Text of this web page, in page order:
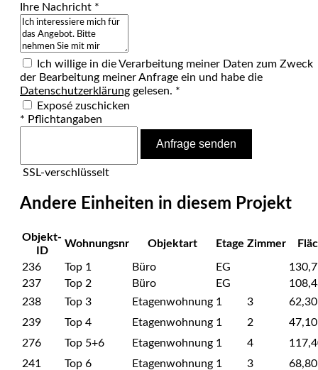
Ihre Nachricht *
Ich willige in die Verarbeitung meiner Daten zum Zweck
der Bearbeitung meiner Anfrage ein und habe die
Datenschutzerklärung gelesen. *
Exposé zuschicken
* Pflichtangaben
Anfrage senden
SSL-verschlüsselt
Andere Einheiten in diesem Projekt
Objekt-
ID
Wohnungsnr Objektart Etage Zimmer
236 Top 1 Büro EG
237
Top 2 Büro EG
238
Top 3 Etagenwohnung 1 3
62,30
239
Top 4 Etagenwohnung 1 2
47,10
276
Top 5+6 Etagenwohnung 1 4
241
Top 6 Etagenwohnung 1 3
68,80